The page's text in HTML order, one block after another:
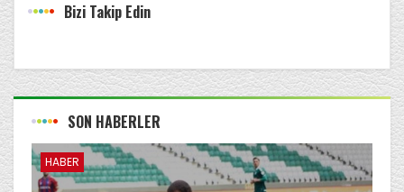
Bizi Takip Edin
SON HABERLER
HABER